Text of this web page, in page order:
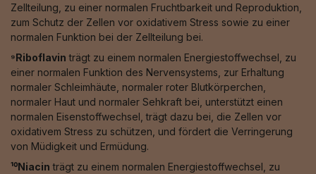
Zellteilung, zu einer normalen Fruchtbarkeit und Reproduktion,
zum Schutz der Zellen vor oxidativem Stress sowie zu einer
normalen Funktion bei der Zellteilung bei.
⁹Riboflavin trägt zu einem normalen Energiestoffwechsel, zu
einer normalen Funktion des Nervensystems, zur Erhaltung
normaler Schleimhäute, normaler roter Blutkörperchen,
normaler Haut und normaler Sehkraft bei, unterstützt einen
normalen Eisenstoffwechsel, trägt dazu bei, die Zellen vor
oxidativem Stress zu schützen, und fördert die Verringerung
von Müdigkeit und Ermüdung.
¹⁰Niacin trägt zu einem normalen Energiestoffwechsel, zu